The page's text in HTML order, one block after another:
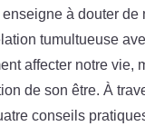
à douter de
tumultueuse
affecter notre vie,
de son être. À
conseils